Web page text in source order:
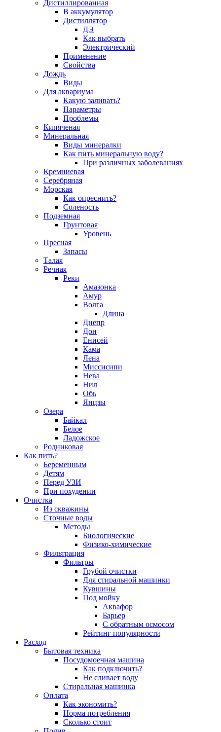
Дистиллированная
В аккумулятор
Дистиллятор
ДЭ
Как выбрать
Электрический
Применение
Свойства
Дождь
Виды
Для аквариума
Какую заливать?
Параметры
Проблемы
Кипяченая
Минеральная
Виды минералки
Как пить минеральную воду?
При различных заболеваниях
Кремниевая
Серебряная
Морская
Как опреснить?
Соленость
Подземная
Грунтовая
Уровень
Пресная
Запасы
Талая
Речная
Реки
Амазонка
Амур
Волга
Длина
Днепр
Дон
Енисей
Кама
Лена
Миссисипи
Нева
Нил
Обь
Янцзы
Озера
Байкал
Белое
Ладожское
Родниковая
Как пить?
Беременным
Детям
Перед УЗИ
При похудении
Очистка
Из скважины
Сточные воды
Методы
Биологические
Физико-химические
Фильтрация
Фильтры
Грубой очистки
Для стиральной машинки
Кувшины
Под мойку
Аквафор
Барьер
С обратным осмосом
Рейтинг популярности
Расход
Бытовая техника
Посудомоечная машина
Как подключить?
Не сливает воду
Стиральная машинка
Оплата
Как экономить?
Норма потребления
Сколько стоит